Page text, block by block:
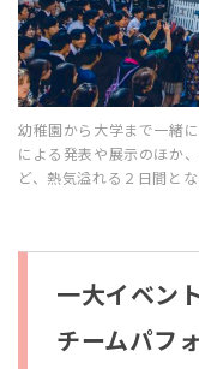
幼稚園から大学まで一緒
による発表や展示のほか
ど、熱気溢れる２日間と
一大イベン
チームパフ